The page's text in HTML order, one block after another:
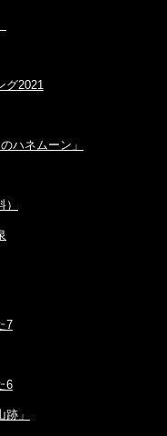
グ2021
ハネムーン」
7
6
」